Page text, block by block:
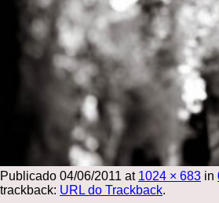
Publicado 04/06/2011 at 1024 × 683 in
trackback: URL do Trackback.